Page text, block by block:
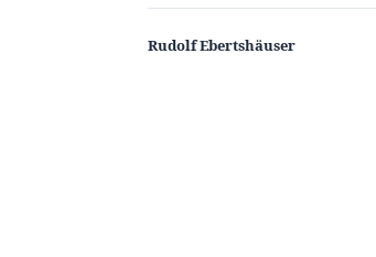
Rudolf Ebertshäuser